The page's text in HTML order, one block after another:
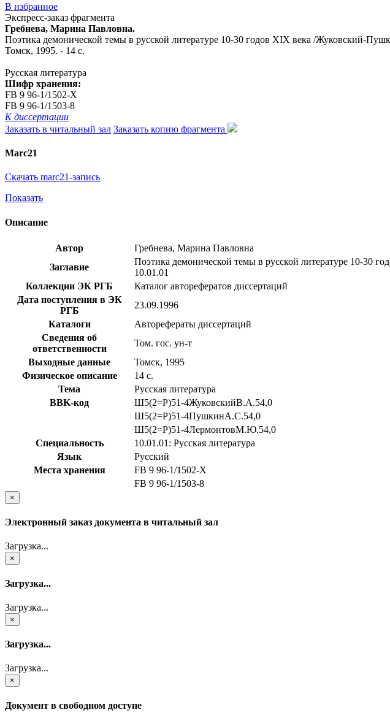
В избранное
Экспресс-заказ фрагмента
Гребнева, Марина Павловна.
Поэтика демонической темы в русской литературе 10-30 годов XIX века /Жуковский-
Томск, 1995. - 14 с.
Русская литература
Шифр хранения:
FB 9 96-1/1502-X
FB 9 96-1/1503-8
К диссертации
Заказать в читальный зал Заказать копию фрагмента
Marc21
Скачать marc21-запись
Показать
Описание
Автор
Гребнева, Марина Павловна
Заглавие
Поэтика демонической темы в русской литературе 10-30
10.01.01
Коллекции ЭК РГБ
Каталог авторефератов диссертаций
Дата поступления в ЭК
РГБ
23.09.1996
Каталоги
Авторефераты диссертаций
Сведения об
ответственности
Том. гос. ун-т
Выходные данные
Томск, 1995
Физическое описание
14 с.
Тема
Русская литература
BBK-код
Ш5(2=Р)51-4ЖуковскийВ.А.54,0
Ш5(2=Р)51-4ПушкинА.С.54,0
Ш5(2=Р)51-4ЛермонтовМ.Ю.54,0
Специальность
10.01.01: Русская литература
Язык
Русский
Места хранения
FB 9 96-1/1502-X
FB 9 96-1/1503-8
×
Электронный заказ документа в читальный зал
Загрузка...
×
Загрузка...
Загрузка...
×
Загрузка...
Загрузка...
×
Документ в свободном доступе